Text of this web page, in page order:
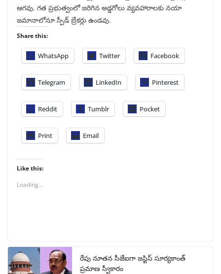
ఆగవు. గత ప్రభుత్వంలో జరిగిన అడ్డగోలు వ్యవహారాలకు నయా
జమానాలోనూ స్పీడ్‌ బ్రేకర్లు ఉండవు.
Share this:
WhatsApp Twitter Facebook
Telegram LinkedIn Pinterest
Reddit Tumblr Pocket
Print Email
Like this:
Loading...
రేపు నూతన సీజేఐగా జస్టిస్ సూర్యకాంత్
ప్రమాణ స్వీకారం